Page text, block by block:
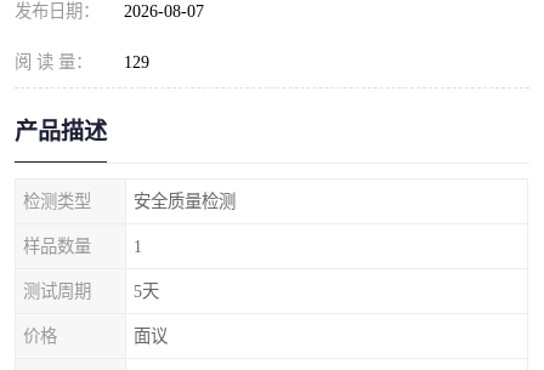
发布日期： 2026-08-07
阅 读 量： 129
产品描述
检测类型 安全质量检测
样品数量 1
测试周期 5天
价格 面议